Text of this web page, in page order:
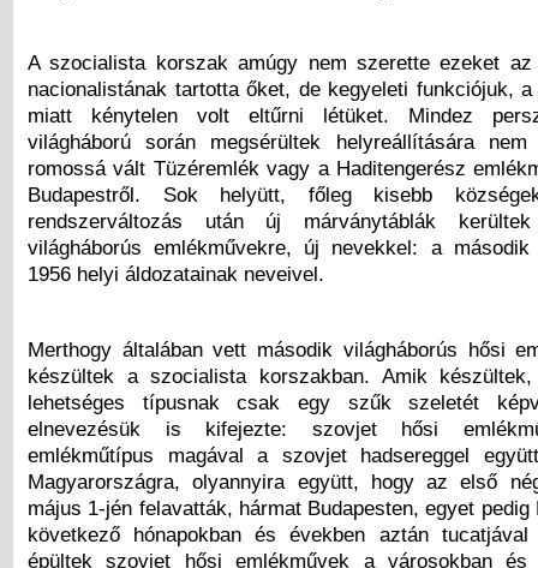
A szocialista korszak amúgy nem szerette ezeket az
nacionalistának tartotta őket, de kegyeleti funkciójuk,
miatt kénytelen volt eltűrni létüket. Mindez
világháború során megsérültek helyreállítására
romossá vált Tüzéremlék vagy a Haditengerész
Budapestről. Sok helyütt, főleg kisebb
rendszerváltozás után új márványtáblák
világháborús emlékművekre, új nevekkel: a
1956 helyi áldozatainak neveivel.
Merthogy általában vett második világháborús hősi
készültek a szocialista korszakban. Amik
lehetséges típusnak csak egy szűk szeletét
elnevezésük is kifejezte: szovjet hősi
emlékműtípus magával a szovjet hadsereggel
Magyarországra, olyannyira együtt, hogy az első
május 1-jén felavatták, hármat Budapesten, egyet pedig
következő hónapokban és években aztán
épültek szovjet hősi emlékművek a városokban és